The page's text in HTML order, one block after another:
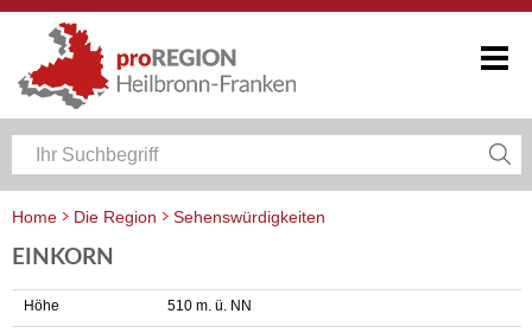
Home Die Region Sehenswürdigkeiten
EINKORN
Höhe 510 m. ü. NN